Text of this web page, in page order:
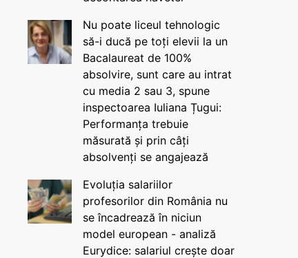
Nu poate liceul tehnologic
să-i ducă pe toți elevii la un
Bacalaureat de 100%
absolvire, sunt care au intrat
cu media 2 sau 3, spune
inspectoarea Iuliana Țugui:
Performanța trebuie
măsurată și prin câți
absolvenți se angajează
Evoluția salariilor
profesorilor din România nu
se încadrează în niciun
model european - analiză
Eurydice: salariul crește doar